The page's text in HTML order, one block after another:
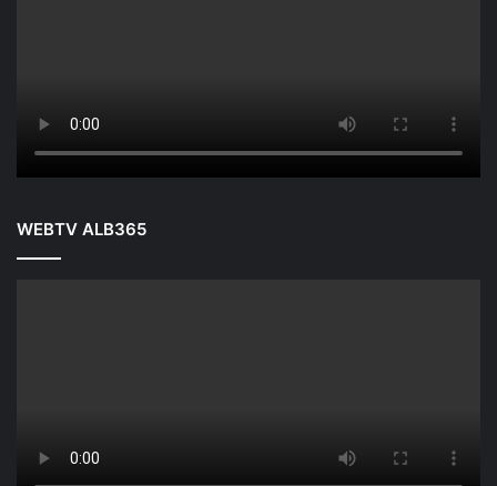
WEBTV ALB365